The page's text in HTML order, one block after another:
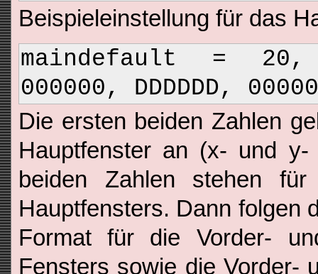
Beispieleinstellung für das
maindefault =
000000, DDDDDD,
Die ersten beiden Zahlen
Hauptfenster an (x- und
beiden Zahlen stehen
Hauptfensters. Dann folgen
Format für die Vorder-
Fensters sowie die Vorder-